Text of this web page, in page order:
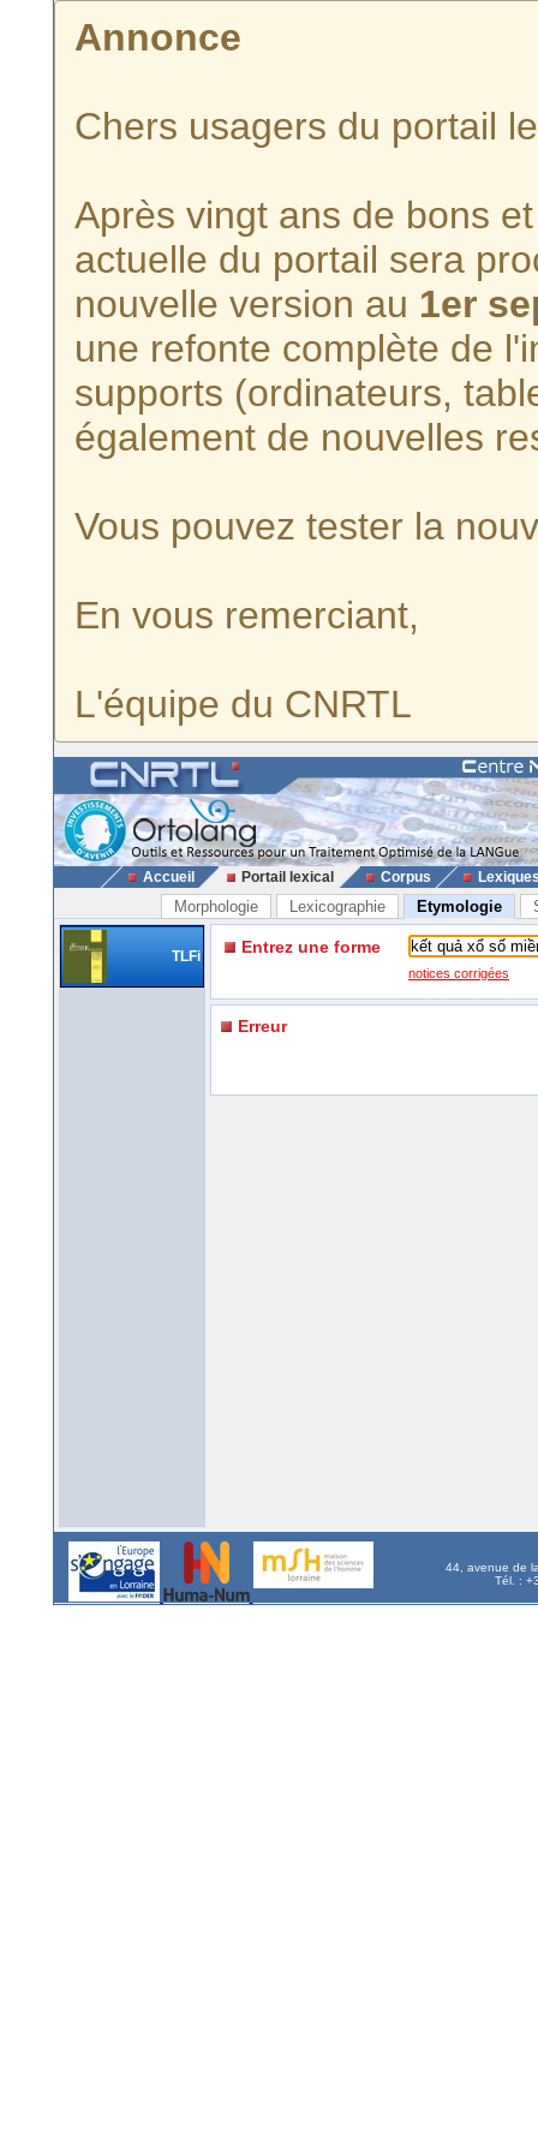
Annonce
Chers usagers du portail
Après vingt ans de bons
actuelle du portail sera
nouvelle version au 1er
une refonte complète de
supports (ordinateurs,
également de nouvelles
Vous pouvez tester la
En vous remerciant,
L'équipe du CNRTL
Accueil Portail lexical Corpus
Morphologie Lexicographie Etymologie
TLFi Entrez une forme
notices corrigées
Erreur
44, avenue de
Tél. :